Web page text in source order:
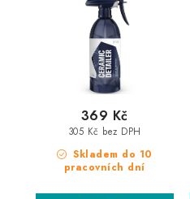
Skladem do 10
pracovních dní
305 Kč bez DPH
369 Kč